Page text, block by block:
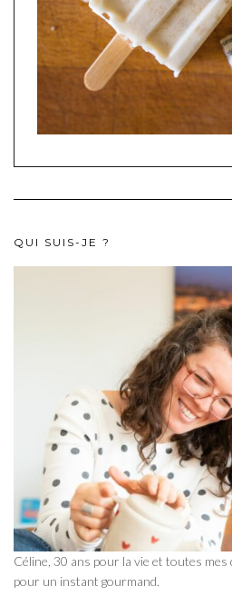
QUI SUIS-JE ?
Céline, 30 ans pour la vie et toutes mes
pour un instant gourmand.